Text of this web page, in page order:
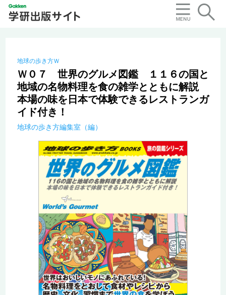
地球の歩き方Ｗ
Ｗ０７ 世界のグルメ図鑑 １１６の国と
地域の名物料理を食の雑学とともに解説
本場の味を日本で体験できるレストランガ
イド付き！
地球の歩き方編集室（編）